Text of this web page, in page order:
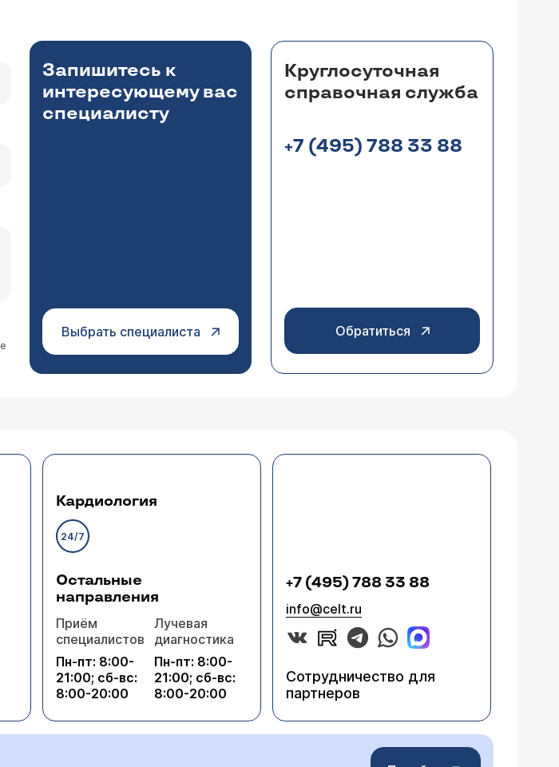
Запишитесь к
интересующему вас
специалисту
Выбрать специалиста
Круглосуточная
справочная служба
+7 (495) 788 33 88
Обратиться
Кардиология
24/7
Остальные
направления
Приём
специалистов
Пн-пт: 8:00-
21:00; сб-вс:
8:00-20:00
Лучевая
диагностика
Пн-пт: 8:00-
21:00; сб-вс:
8:00-20:00
+7 (495) 788 33 88
info@celt.ru
Сотрудничество для
партнеров